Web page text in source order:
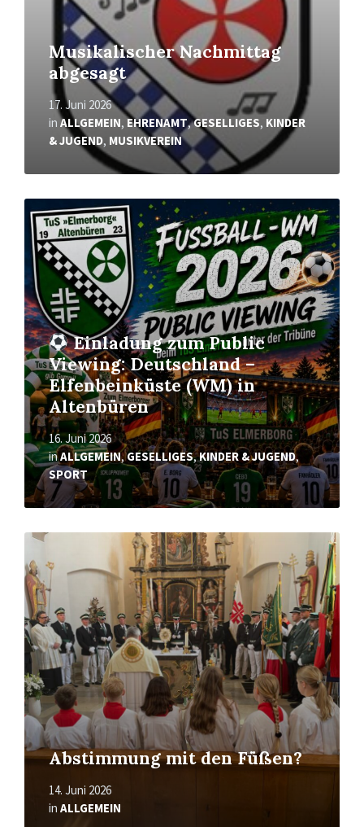
Musikalischer Nachmittag
abgesagt
17. Juni 2026
in ALLGEMEIN, EHRENAMT,GESELLIGES, KINDER
& JUGEND, MUSIKVEREIN
Einladung zum Public
Viewing: Deutschland –
Elfenbeinküste (WM) in
Altenbüren
16. Juni 2026
inALLGEMEIN,GESELLIGES,KINDER & JUGEND,
SPORT
Mehr
erfahren
Abstimmung mit den Füßen?
14. Juni 2026
in ALLGEMEIN
Mehr